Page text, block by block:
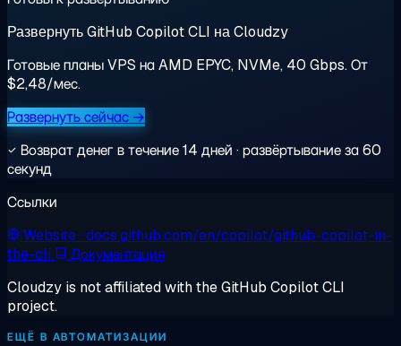
Развернуть GitHub Copilot CLI на Cloudzy
Готовые планы VPS на AMD EPYC, NVMe, 40 Gbps. От
$2,48/мес.
Развернуть сейчас →
Возврат денег в течение 14 дней · развёртывание за 60
секунд
Ссылки
Website· docs.github.com/en/copilot/github-copilot-in-
the-cli
Документация
Cloudzy is not affiliated with the GitHub Copilot CLI
project.
ЕЩЁ В АВТОМАТИЗАЦИИ